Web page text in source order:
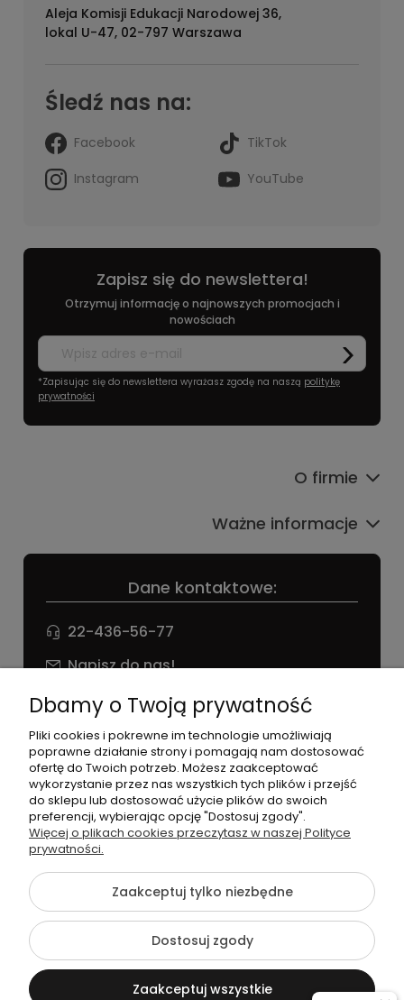
Aleja Komisji Edukacji Narodowej 36,
lokal U-47, 02-797 Warszawa
Śledź nas na:
Facebook
TikTok
Instagram
YouTube
Zapisz się do newslettera!
Otrzymuj informację o najnowszych promocjach i
nowościach
*Zapisując się do newslettera wyrażasz zgodę na naszą politykę
prywatności
Dane kontaktowe:
22-436-56-77
Napisz do nas!
NIP: 826 186 42 29
O firmie
Ważne informacje
©2026 Wszelkie Prawa Zastrzeżone | agneess sklep
internetowy
Szablon Flex byEcommercy
Pokaż pełną wersję strony
Sklep internetowy Shoper Premium
Dbamy o Twoją prywatność
Pliki cookies i pokrewne im technologie umożliwiają
poprawne działanie strony i pomagają nam dostosować
ofertę do Twoich potrzeb. Możesz zaakceptować
wykorzystanie przez nas wszystkich tych plików i przejść
do sklepu lub dostosować użycie plików do swoich
preferencji, wybierając opcję "Dostosuj zgody".
Więcej o plikach cookies przeczytasz w naszej Polityce
prywatności.
Zaakceptuj tylko niezbędne
Dostosuj zgody
Zaakceptuj wszystkie